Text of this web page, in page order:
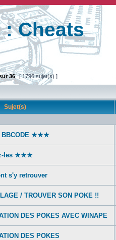
: Cheats
36 [ 1796 sujet(s) ]
Sujet(s)
BBCODE ★★★
les ★★★
s'y retrouver‎
/ TROUVER SON POKE !!
DES POKES AVEC WINAPE
DES POKES